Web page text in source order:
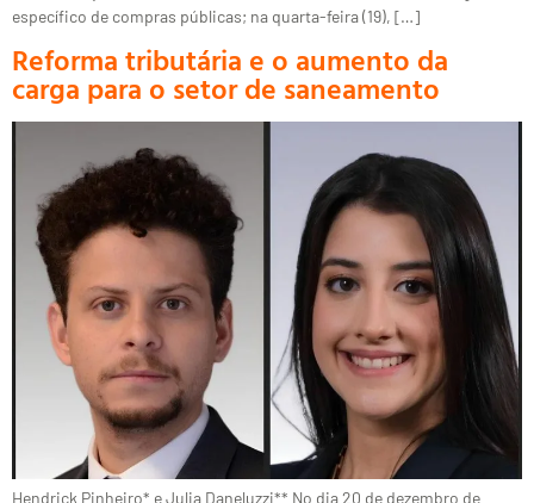
específico de compras públicas; na quarta-feira (19), […]
Reforma tributária e o aumento da
carga para o setor de saneamento
Hendrick Pinheiro* e Julia Daneluzzi** No dia 20 de dezembro de